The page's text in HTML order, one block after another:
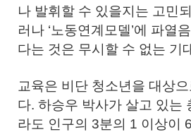
나 발휘할 수 있을지는 고민
러나 ‘노동연계모델’에 파열
다는 것은 무시할 수 없는 기
교육은 비단 청소년을 대상
다. 하승우 박사가 살고 있는
라도 인구의 3분의 1 이상이